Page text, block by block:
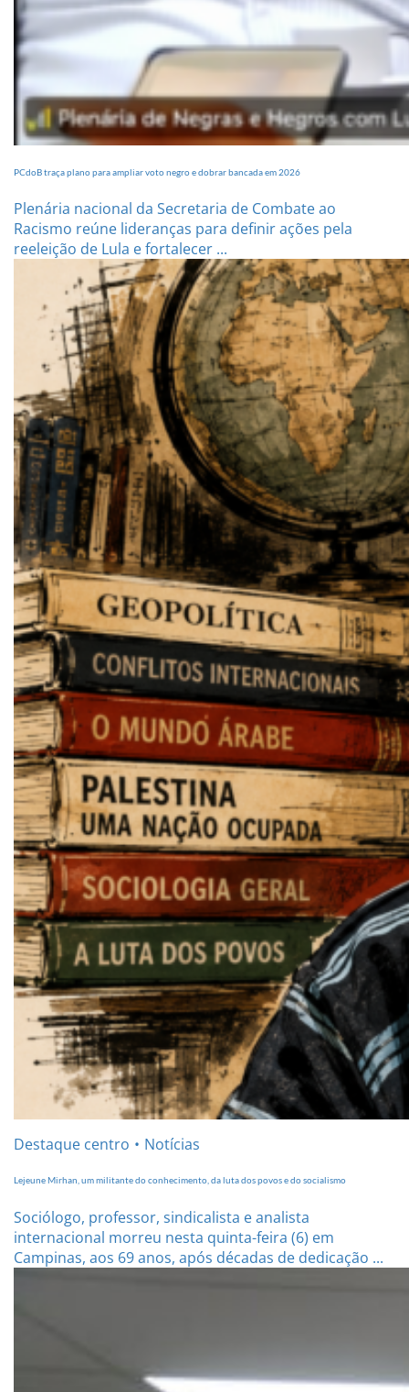
PCdoB traça plano para ampliar voto negro e dobrar bancada em 2026
Plenária nacional da Secretaria de Combate ao
Racismo reúne lideranças para definir ações pela
reeleição de Lula e fortalecer ...
Destaque centro Notícias
Lejeune Mirhan, um militante do conhecimento, da luta dos povos e do socialismo
Sociólogo, professor, sindicalista e analista
internacional morreu nesta quinta-feira (6) em
Campinas, aos 69 anos, após décadas de dedicação ...